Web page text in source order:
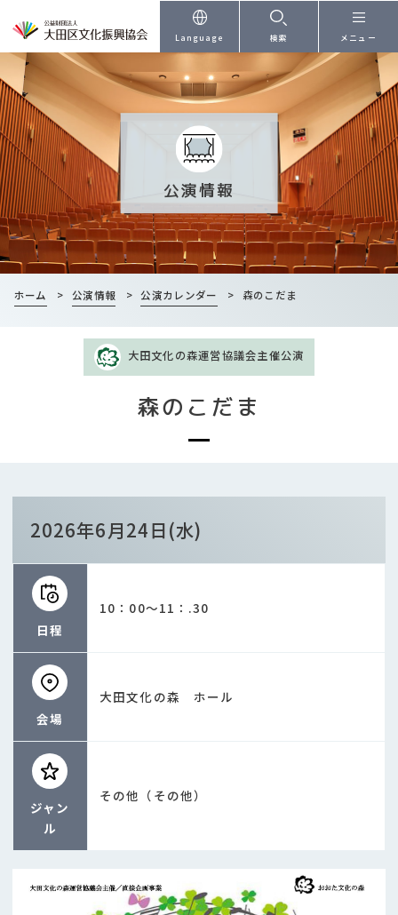
本文へ
Language 検索 メニュー
公演情報
ホーム > 公演情報 > 公演カレンダー > 森のこだま
大田文化の森運営協議会主催公演
森のこだま
2026年6月24日(水)
日程
10：00～11：.30
会場
大田文化の森 ホール
ジャン
ル
その他（その他）